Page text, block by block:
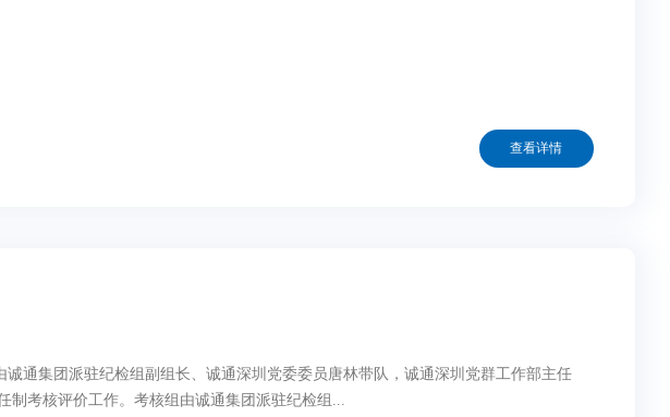
查看详情
通集团派驻纪检组副组长、诚通深圳党委委员唐林带队，诚通深圳党群工作部主任
工作责任制考核评价工作。考核组由诚通集团派驻纪检组...